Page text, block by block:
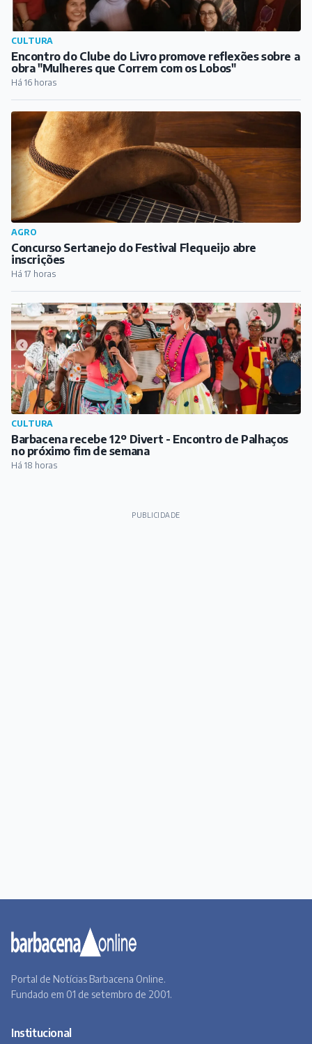
CULTURA
Encontro do Clube do Livro promove reflexões sobre a
obra "Mulheres que Correm com os Lobos"
Há 16 horas
AGRO
Concurso Sertanejo do Festival Flequeijo abre
inscrições
Há 17 horas
CULTURA
Barbacena recebe 12º Divert - Encontro de Palhaços
no próximo fim de semana
Há 18 horas
PUBLICIDADE
Portal de Notícias Barbacena Online.
Fundado em 01 de setembro de 2001.
Institucional